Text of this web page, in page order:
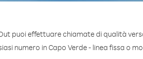
puoi effettuare chiamate di qualità
numero in Capo Verde - linea fissa o